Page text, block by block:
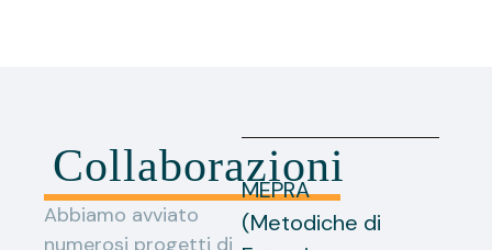
Collaborazioni
Abbiamo avviato
numerosi progetti di
MEPRA
(Metodiche di